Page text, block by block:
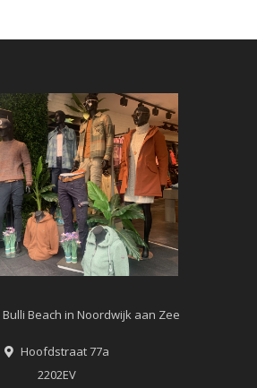
Beach in Noordwijk aan Zee
Hoofdstraat 77a
2202EV